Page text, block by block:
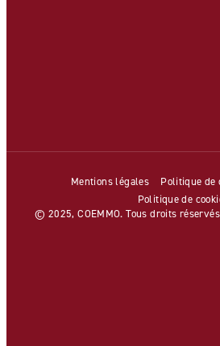
Mentions légales
Politique de
Politique de
© 2025, COEMMO. Tous droits